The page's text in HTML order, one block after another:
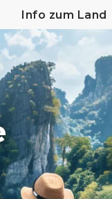
Info zum Land